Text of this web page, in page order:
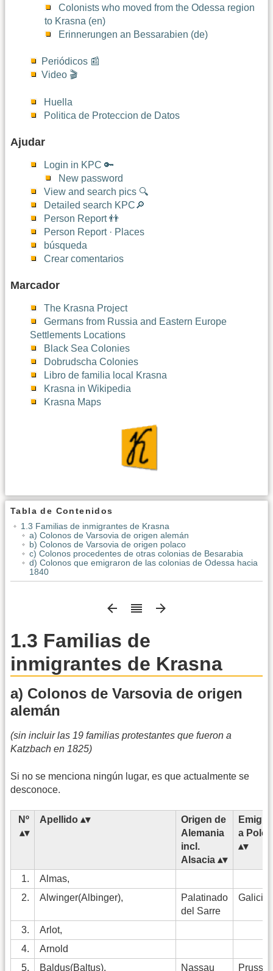
Colonists who moved from the Odessa region
to Krasna (en)
Erinnerungen an Bessarabien (de)
Periódicos 📰
Video 🎬
Huella
Politica de Proteccion de Datos
Ajudar
Login in KPC 🔑
New password
View and search pics 🔍
Detailed search KPC🔎
Person Report 👬
Person Report · Places
búsqueda
Crear comentarios
Marcador
The Krasna Project
Germans from Russia and Eastern Europe
Settlements Locations
Black Sea Colonies
Dobrudscha Colonies
Libro de familia local Krasna
Krasna in Wikipedia
Krasna Maps
Tabla de Contenidos
1.3 Familias de inmigrantes de Krasna
a) Colonos de Varsovia de origen alemán
b) Colonos de Varsovia de origen polaco
c) Colonos procedentes de otras colonias de Besarabia
d) Colonos que emigraron de las colonias de Odessa hacia
1840
1.3 Familias de
inmigrantes de Krasna
a) Colonos de Varsovia de origen
alemán
(sin incluir las 19 familias protestantes que fueron a
Katzbach en 1825)
Si no se menciona ningún lugar, es que actualmente se
desconoce.
Nº Apellido
Origen de
Alemania
incl.
Alsacia
a
1.
Almas,
2.
Alwinger(Albinger),
Palatinado
del Sarre
Galicia
3.
Arlot,
4.
Arnold
5.
Baldus(Baltus), Nassau Pruss